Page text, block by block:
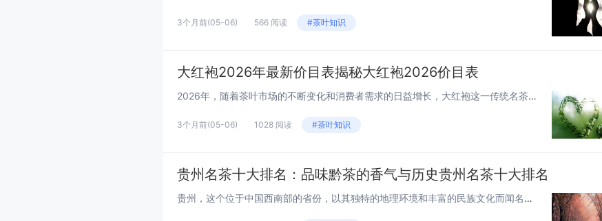
3个月前(05-06) 566 阅读 #茶叶知识
大红袍2026年最新价目表揭秘大红袍2026价目表
2026年，随着茶叶市场的不断变化和消费者需求的日益增长，大红袍这一传统名茶的价格也随之波动。以下是2026年大红袍的详细价目表，供茶友们参考和选择。 大红袍等级分类 大红袍根据产地、树龄、制作工艺等因素，分为不同等级。2026年，我们将...
3个月前(05-06) 1028 阅读 #茶叶知识
贵州名茶十大排名：品味黔茶的香气与历史贵州名茶十大排名
贵州，这个位于中国西南部的省份，以其独特的地理环境和丰富的民族文化而闻名。在这里，茶文化源远流长，孕育出了众多品质卓越的名茶。以下是贵州名茶的十大排名，让我们一起品味这些茶中的香气与历史。 1. 都匀毛尖 都匀毛尖，以其独特的“毛峰”形状...